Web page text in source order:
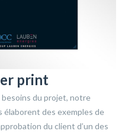
print
du projet, notre
élaborent des exemples de
du client d’un des